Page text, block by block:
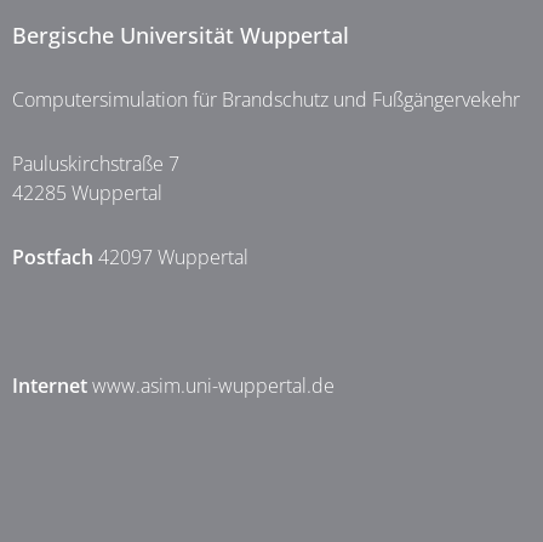
Bergische Universität Wuppertal
Computersimulation für Brandschutz und Fußgängervekehr
Pauluskirchstraße 7
42285 Wuppertal
Postfach 42097 Wuppertal
Internetwww.asim.uni-wuppertal.de